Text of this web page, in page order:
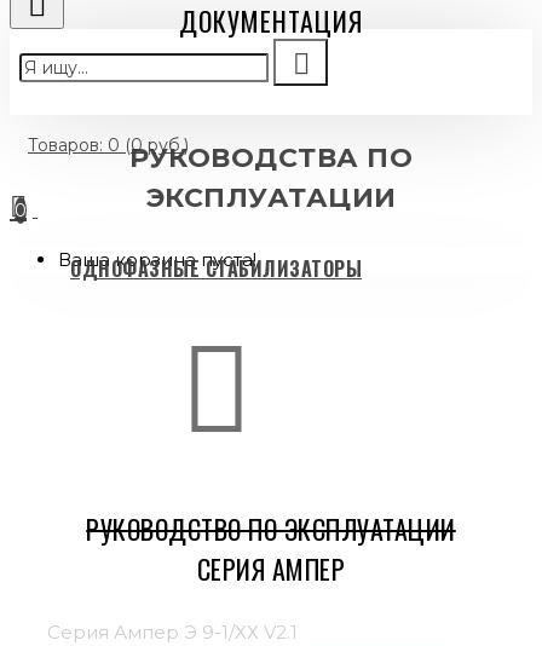
Товаров: 0 (0 руб.)
0
Ваша корзина пуста!
ДОКУМЕНТАЦИЯ
РУКОВОДСТВА ПО
ЭКСПЛУАТАЦИИ
ОДНОФАЗНЫЕ СТАБИЛИЗАТОРЫ
РУКОВОДСТВО ПО ЭКСПЛУАТАЦИИ
СЕРИЯ АМПЕР
Серия Ампер Э 9-1/ХХ V2.1